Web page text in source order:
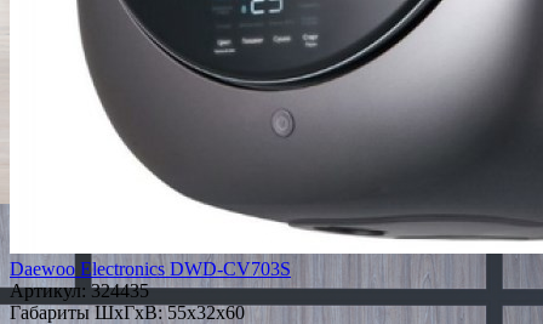
Daewoo Electronics DWD-CV703S
Артикул: 324435
Габариты ШxГxВ: 55x32x60